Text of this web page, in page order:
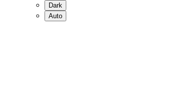
Dark
Auto